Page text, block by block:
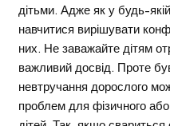
дітьми. Адже як у будь-
навчитися вирішувати
них. Не заважайте дітям
важливий досвід. Проте
невтручання дорослого
проблем для фізичного